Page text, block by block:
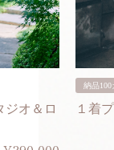
ジオ＆ロ
納品100
１着